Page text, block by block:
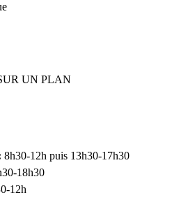
UN PLAN
8h30-12h puis 13h30-17h30
18h30
12h